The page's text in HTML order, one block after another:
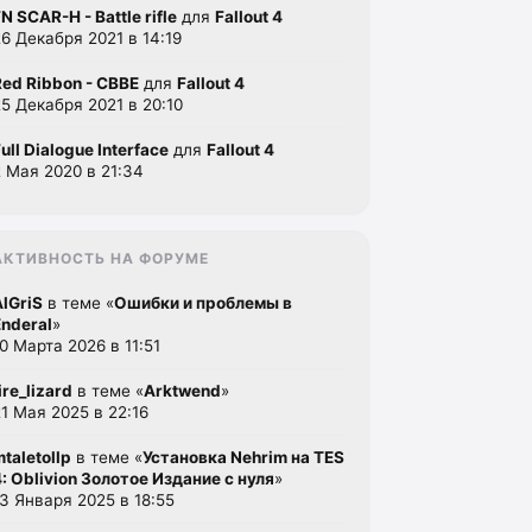
SCAR-H - Battle rifle дляFallout 4
Декабря 2021 в 14:19
Ribbon - CBBE дляFallout 4
Декабря 2021 в 20:10
Dialogue Interface дляFallout 4
Мая 2020 в 21:34
НА ФОРУМЕ
в теме «Ошибки и проблемы в
»
Марта 2026 в 11:51
в теме «Arktwend»
Мая 2025 в 22:16
в теме «Установка Nehrim на TES
Oblivion Золотое Издание с нуля»
Января 2025 в 18:55